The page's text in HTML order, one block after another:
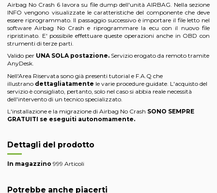
Airbag No Crash 6 lavora su file dump dell'unità AIRBAG. Nella sezione
INFO vengono visualizzate le caratteristiche del componente che deve
essere riprogrammato. Il passaggio successivo è importare il file letto nel
software Airbag No Crash e riprogrammare la ecu con il nuovo file
ripristinato. E' possibile effettuare queste operazioni anche in OBD con
strumenti di terze parti.
Valido per UNA SOLA postazione. Servizio erogato da remoto tramite
AnyDesk.
Nell'Area Riservata sono già presenti tutorial e F.A.Q che
illustrano dettagliatamente le varie procedure guidate. L'acquisto del
servizio è consigliato, pertanto, solo nel caso si abbia reale necessità
dell'intervento di un tecnico specializzato.
L'installazione e la migrazione di Airbag No Crash SONO SEMPRE
GRATUITI se eseguiti autonomamente.
Dettagli del prodotto
In magazzino 999 Articoli
Potrebbe anche piacerti